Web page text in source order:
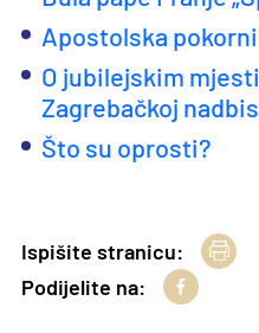
Apostolska
O jubilejskim
Zagrebačkoj
Što su oprosti?
Ispišite stranicu:
Podijelite na: